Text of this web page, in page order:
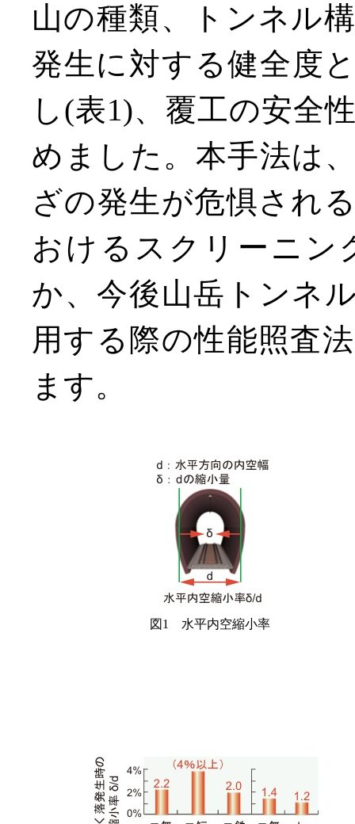
山の種類、トンネル
発生に対する健全度
し(表1)、覆工の安全
めました。本手法は
ざの発生が危惧され
おけるスクリーニン
か、今後山岳トンネ
用する際の性能照査
ます。
図1 水平内空縮小率